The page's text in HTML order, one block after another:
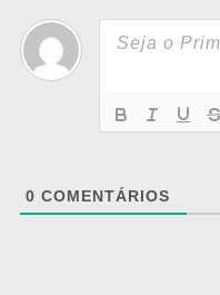
0 COMENTÁRIOS